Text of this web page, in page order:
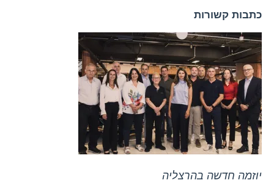
כתבות קשורות
יוזמה חדשה בהרצליה